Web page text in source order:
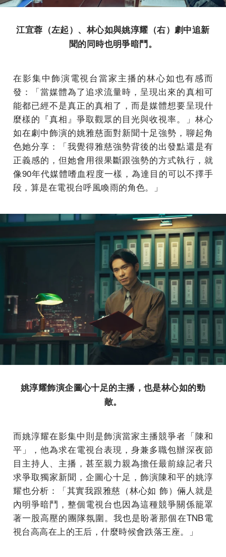
江宜蓉（左起）、林心如與姚淳耀（右）劇中追新
聞的同時也明爭暗鬥。
在影集中飾演電視台當家主播的林心如也有感而
發：「當媒體為了追求流量時，呈現出來的真相可
能都已經不是真正的真相了，而是媒體想要呈現什
麼樣的『真相』爭取觀眾的目光與收視率。」林心
如在劇中飾演的姚雅慈面對新聞十足強勢，聊起角
色她分享：「我覺得雅慈強勢背後的出發點還是有
正義感的，但她會用很果斷跟強勢的方式執行，就
像90年代媒體嗜血程度一樣，為達目的可以不擇手
段，算是在電視台呼風喚雨的角色。」
姚淳耀飾演企圖心十足的主播，也是林心如的勁
敵。
而姚淳耀在影集中則是飾演當家主播競爭者「陳和
平」，他為求在電視台表現，身兼多職包辦深夜節
目主持人、主播，甚至親力親為擔任最前線記者只
求爭取獨家新聞，企圖心十足，飾演陳和平的姚淳
耀也分析：「其實我跟雅慈（林心如 飾）倆人就是
內明爭暗鬥，整個電視台也因為這種競爭關係籠罩
著一股高壓的團隊氛圍。我也是盼著那個在TNB電
視台高高在上的王后，什麼時候會跌落王座。」